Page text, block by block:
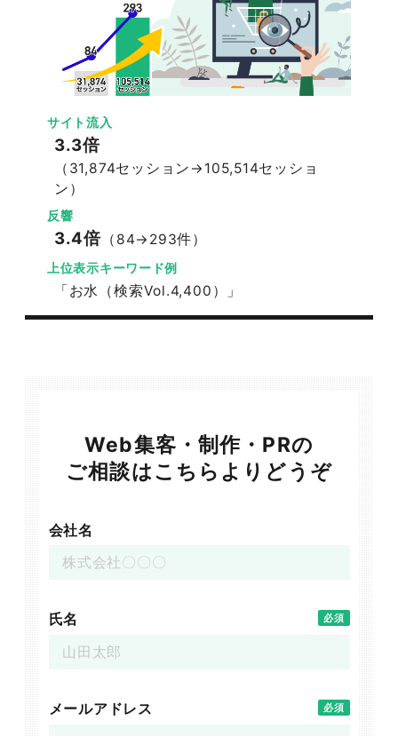
サイト流入
3.3倍
（31,874セッション→105,514セッショ
ン）
反響
3.4倍 （84→293件）
上位表示キーワード例
「お水（検索Vol.4,400）」
Web集客・制作・PRの
ご相談はこちらよりどうぞ
会社名
氏名 必須
メールアドレス 必須